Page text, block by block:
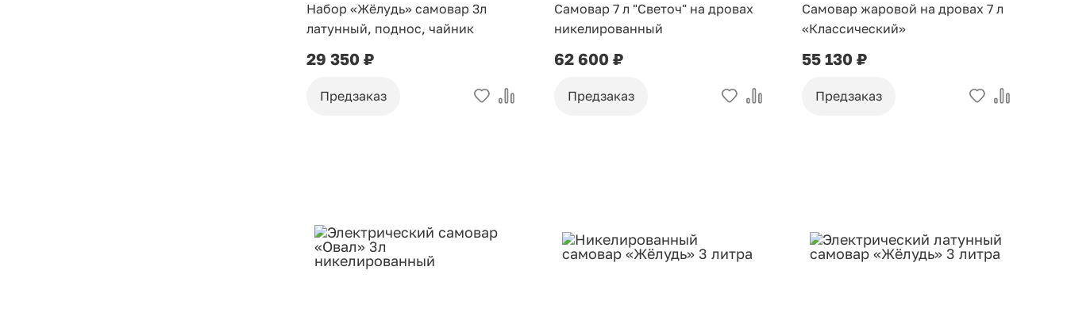
Набор «Жёлудь» самовар 3л
латунный, поднос, чайник
29 350 ₽
Предзаказ
Самовар 7 л "Светоч" на дровах
никелированный
62 600 ₽
Предзаказ
Самовар жаровой на дровах 7 л
«Классический»
55 130 ₽
Предзаказ